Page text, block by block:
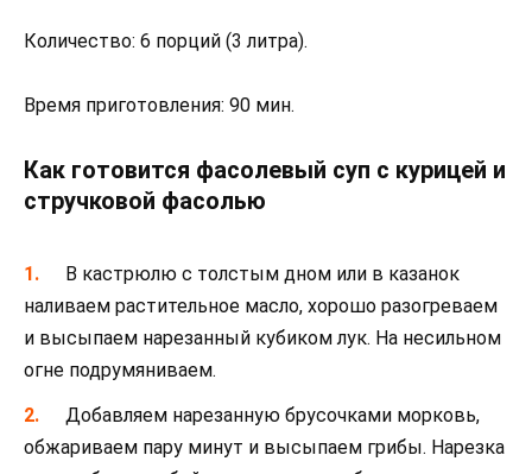
Количество: 6 порций (3 литра).
Время приготовления: 90 мин.
Как готовится фасолевый суп с курицей и
стручковой фасолью
В кастрюлю с толстым дном или в казанок
наливаем растительное масло, хорошо разогреваем
и высыпаем нарезанный кубиком лук. На несильном
огне подрумяниваем.
Добавляем нарезанную брусочками морковь,
обжариваем пару минут и высыпаем грибы. Нарезка